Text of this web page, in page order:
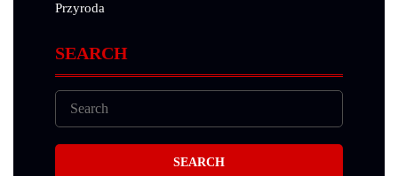
Przyroda
SEARCH